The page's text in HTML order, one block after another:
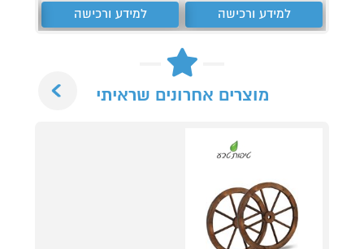
למידע ורכישה למידע ורכישה
מוצרים אחרונים שראיתי